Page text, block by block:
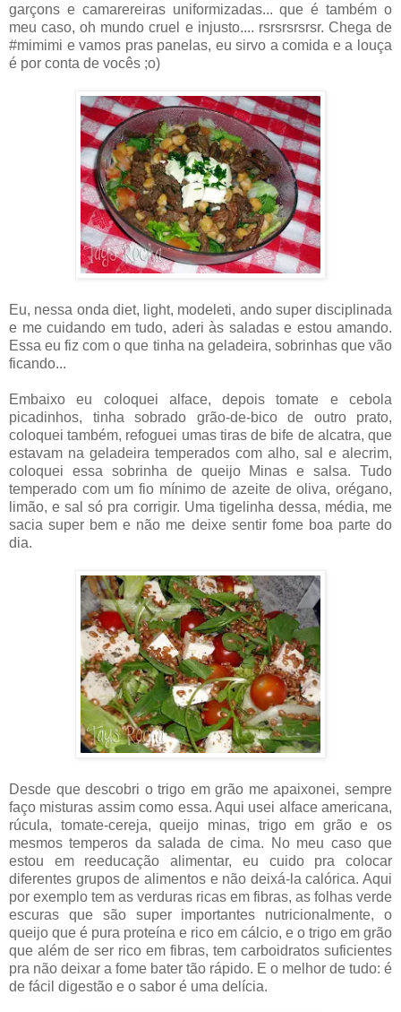
garçons e camarereiras uniformizadas... que é também o
meu caso, oh mundo cruel e injusto.... rsrsrsrsrsr. Chega de
#mimimi e vamos pras panelas, eu sirvo a comida e a louça
é por conta de vocês ;o)
Eu, nessa onda diet, light, modeleti, ando super disciplinada
e me cuidando em tudo, aderi às saladas e estou amando.
Essa eu fiz com o que tinha na geladeira, sobrinhas que vão
ficando...
Embaixo eu coloquei alface, depois tomate e cebola
picadinhos, tinha sobrado grão-de-bico de outro prato,
coloquei também, refoguei umas tiras de bife de alcatra, que
estavam na geladeira temperados com alho, sal e alecrim,
coloquei essa sobrinha de queijo Minas e salsa. Tudo
temperado com um fio mínimo de azeite de oliva, orégano,
limão, e sal só pra corrigir. Uma tigelinha dessa, média, me
sacia super bem e não me deixe sentir fome boa parte do
dia.
Desde que descobri o trigo em grão me apaixonei, sempre
faço misturas assim como essa. Aqui usei alface americana,
rúcula, tomate-cereja, queijo minas, trigo em grão e os
mesmos temperos da salada de cima. No meu caso que
estou em reeducação alimentar, eu cuido pra colocar
diferentes grupos de alimentos e não deixá-la calórica. Aqui
por exemplo tem as verduras ricas em fibras, as folhas verde
escuras que são super importantes nutricionalmente, o
queijo que é pura proteína e rico em cálcio, e o trigo em grão
que além de ser rico em fibras, tem carboidratos suficientes
pra não deixar a fome bater tão rápido. E o melhor de tudo: é
de fácil digestão e o sabor é uma delícia.